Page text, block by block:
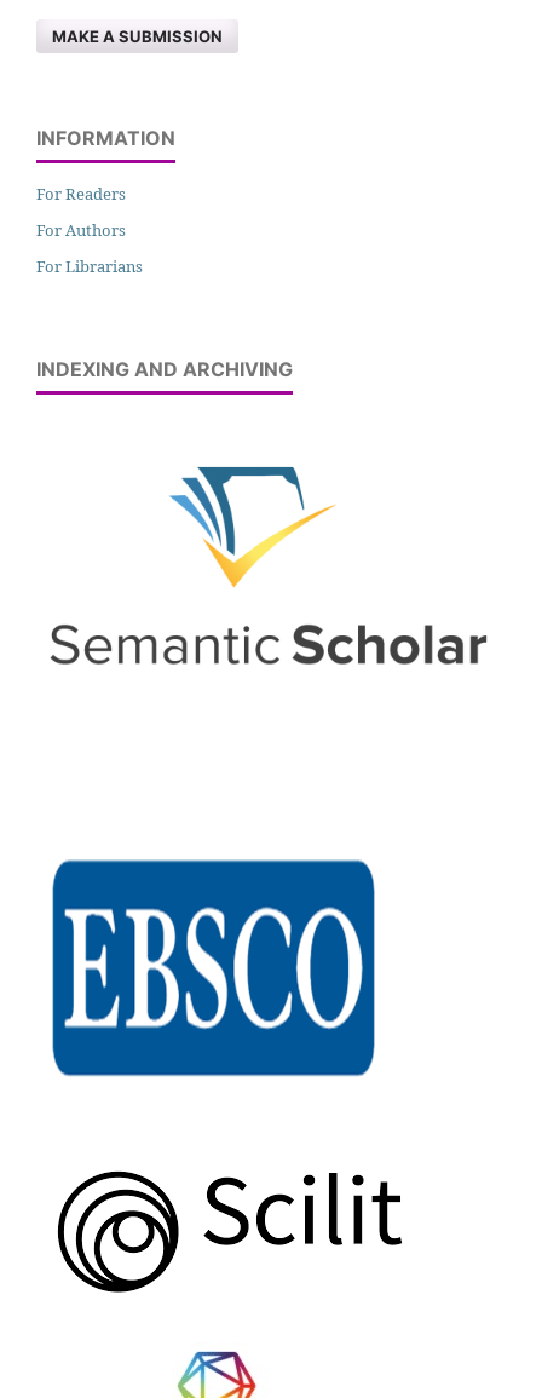
MAKE A SUBMISSION
INFORMATION
For Readers
For Authors
For Librarians
INDEXING AND ARCHIVING